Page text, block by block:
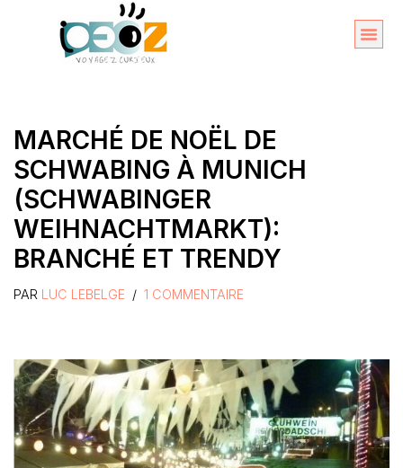
MARCHÉ DE NOËL DE
SCHWABING À MUNICH
(SCHWABINGER
WEIHNACHTMARKT):
BRANCHÉ ET TRENDY
PAR LUC LEBELGE 1 COMMENTAIRE